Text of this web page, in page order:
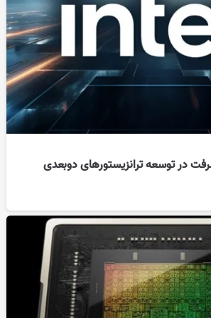
در توسعه ترانزیستورهای دوبعدی